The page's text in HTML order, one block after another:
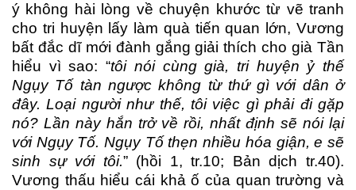
ý không hài lòng về chuyện khước từ vẽ tranh
cho tri huyện lấy làm quà tiến quan lớn, Vương
bất đắc dĩ mới đành gắng giải thích cho già Tần
hiểu vì sao: “tôi nói cùng già, tri huyện ỷ thế
Ngụy Tố tàn ngược không từ thứ gì với dân ở
đây. Loại người như thế, tôi việc gì phải đi gặp
nó? Lần này hắn trở về rồi, nhất định sẽ nói lại
với Ngụy Tố. Ngụy Tố thẹn nhiều hóa giận, e sẽ
sinh sự với tôi.” (hồi 1, tr.10; Bản dịch tr.40).
Vương thấu hiểu cái khả ố của quan trường và